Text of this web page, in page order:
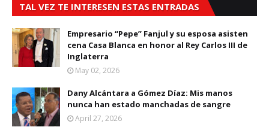
TAL VEZ TE INTERESEN ESTAS ENTRADAS
Empresario “Pepe” Fanjul y su esposa asisten
cena Casa Blanca en honor al Rey Carlos III de
Inglaterra
May 02, 2026
Dany Alcántara a Gómez Díaz: Mis manos
nunca han estado manchadas de sangre
April 27, 2026